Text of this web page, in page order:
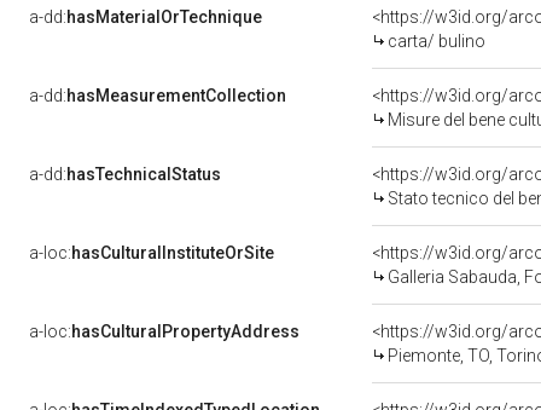
a-dd:hasMaterialOrTechnique
<https://w3id.org/
carta/ bulino
a-dd:hasMeasurementCollection
<https://w3id.org/
Misure del bene
a-dd:hasTechnicalStatus
<https://w3id.org/
Stato tecnico del
a-loc:hasCulturalInstituteOrSite
<https://w3id.org/
Galleria Sabauda,
a-loc:hasCulturalPropertyAddress
<https://w3id.org/
Piemonte, TO,